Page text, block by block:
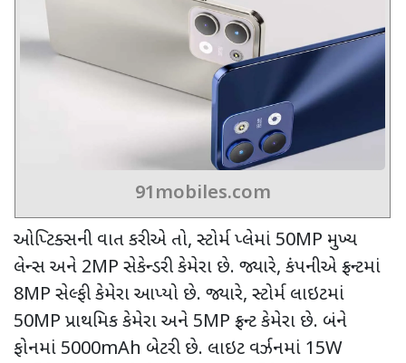
91mobiles.com
ઓપ્ટિક્સની વાત કરીએ તો, સ્ટોર્મ પ્લેમાં 50MP મુખ્ય
લેન્સ અને 2MP સેકેન્ડરી કેમેરા છે. જ્યારે, કંપનીએ ફ્રન્ટમાં
8MP સેલ્ફી કેમેરા આપ્યો છે. જ્યારે, સ્ટોર્મ લાઇટમાં
50MP પ્રાથમિક કેમેરા અને 5MP ફ્રન્ટ કેમેરા છે. બંને
ફોનમાં 5000mAh બેટરી છે. લાઇટ વર્ઝનમાં 15W